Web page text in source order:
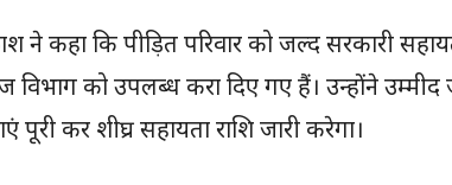
ने कहा कि पीड़ित परिवार को जल्द सरकारी
को उपलब्ध करा दिए गए हैं। उन्होंने उम्मीद
कर शीघ्र सहायता राशि जारी करेगा।